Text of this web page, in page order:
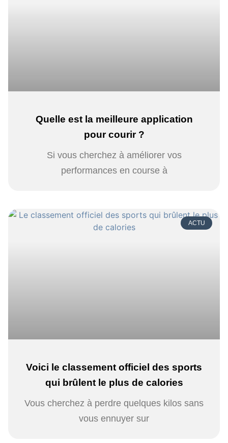
Quelle est la meilleure application
pour courir ?
Si vous cherchez à améliorer vos
performances en course à
ACTU
Voici le classement officiel des sports
qui brûlent le plus de calories
Vous cherchez à perdre quelques kilos sans
vous ennuyer sur